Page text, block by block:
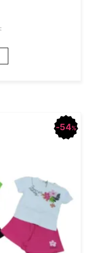
54%